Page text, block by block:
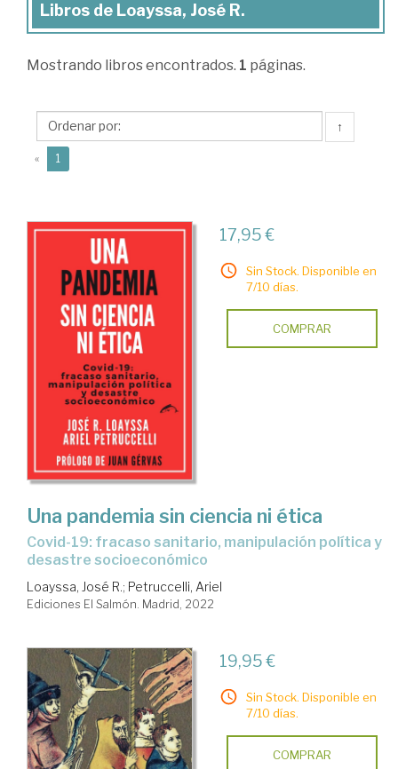
Libros
Loayssa,
Libros de Loayssa, José R.
Mostrando libros encontrados. 1 páginas.
↑
« 1
17,95 €
Sin Stock. Disponible en
7/10 días.
COMPRAR
Una pandemia sin ciencia ni ética
Covid-19: fracaso sanitario, manipulación política y
desastre socioeconómico
Loayssa, José R.; Petruccelli, Ariel
Ediciones El Salmón. Madrid, 2022
19,95 €
Sin Stock. Disponible en
7/10 días.
COMPRAR